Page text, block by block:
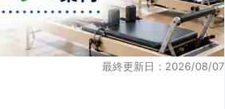
最終更新日：2026/08/07